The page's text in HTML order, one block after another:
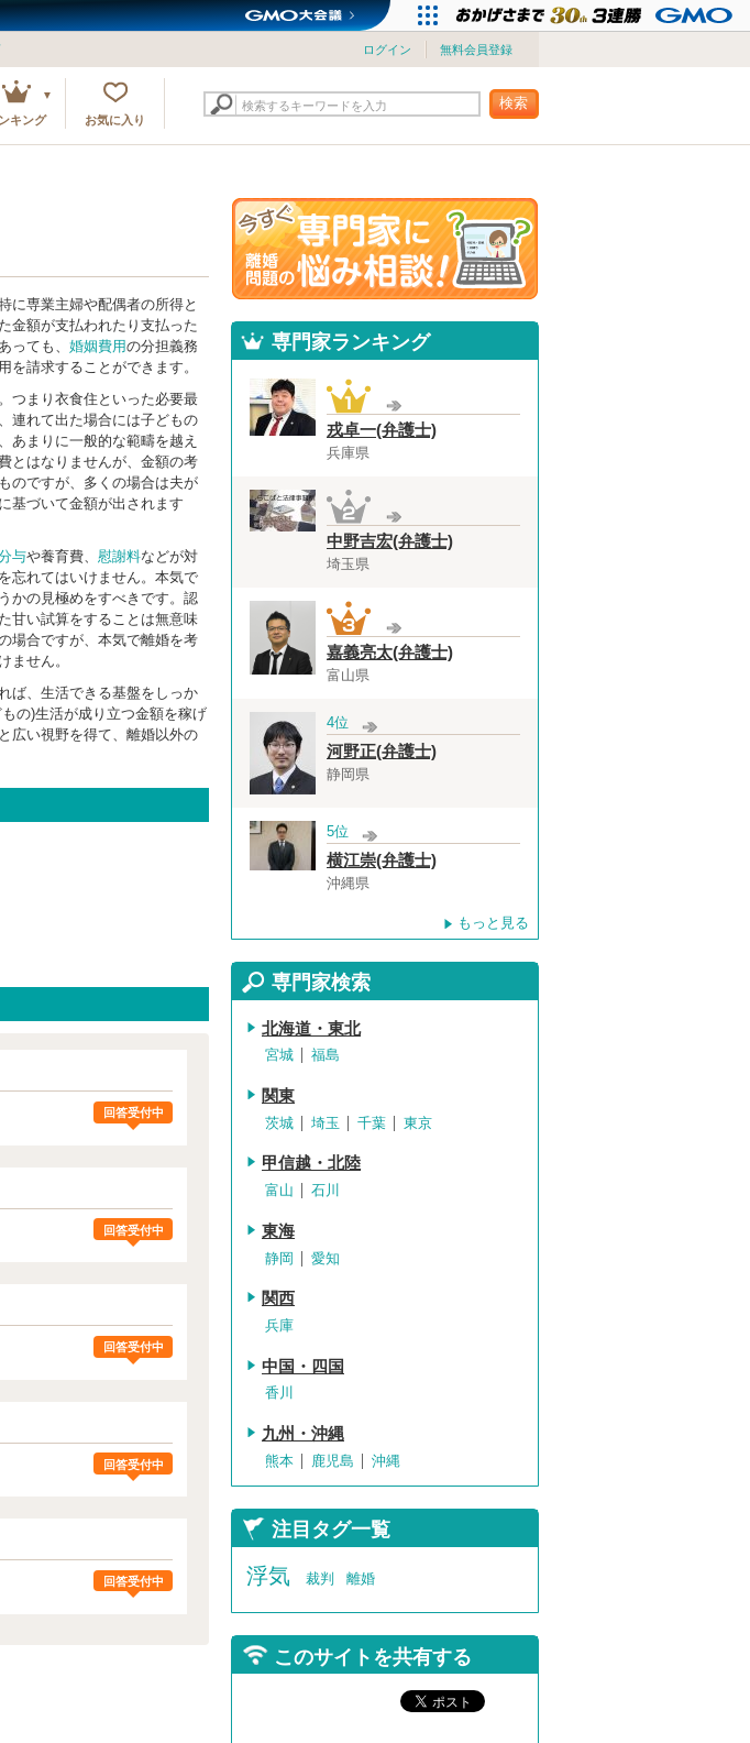
ログイン 無料会員登録
キング お気に入り
検索するキーワードを入力 検索
に専業主婦や配偶者の所得と
金額が支払われたり支払った
っても、 婚姻費用の分担義務
請求することができます。
つまり衣食住といった必要最
連れて出た場合には子どもの
あまりに一般的な範疇を越え
とはなりませんが、金額の考
のですが、多くの場合は夫が
基づいて金額が出されます
与や養育費、 慰謝料などが対
忘れてはいけません。本気で
かの見極めをすべきです。認
甘い試算をすることは無意味
場合ですが、本気で離婚を考
ません。
ば、生活できる基盤をしっか
の)生活が成り立つ金額を稼げ
広い視野を得て、離婚以外の
回答受付中
回答受付中
回答受付中
回答受付中
回答受付中
専門家ランキング
戎卓一(弁護士)
兵庫県
中野吉宏(弁護士)
埼玉県
嘉義亮太(弁護士)
富山県
4位
河野正(弁護士)
静岡県
5位
横江崇(弁護士)
沖縄県
もっと見る
専門家検索
北海道・東北
宮城 福島
関東
茨城 埼玉 千葉 東京
甲信越・北陸
富山 石川
東海
静岡 愛知
関西
兵庫
中国・四国
香川
九州・沖縄
熊本 鹿児島 沖縄
注目タグ一覧
浮気 裁判 離婚
このサイトを共有する